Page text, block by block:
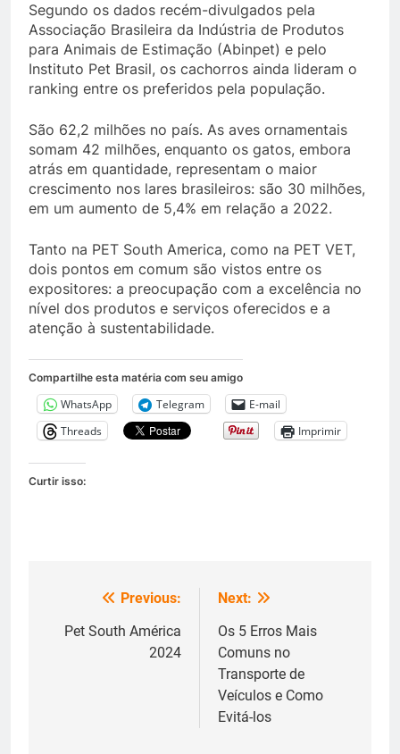
Segundo os dados recém-divulgados pela
Associação Brasileira da Indústria de Produtos
para Animais de Estimação (Abinpet) e pelo
Instituto Pet Brasil, os cachorros ainda lideram o
ranking entre os preferidos pela população.
São 62,2 milhões no país. As aves ornamentais
somam 42 milhões, enquanto os gatos, embora
atrás em quantidade, representam o maior
crescimento nos lares brasileiros: são 30 milhões,
em um aumento de 5,4% em relação a 2022.
Tanto na PET South America, como na PET VET,
dois pontos em comum são vistos entre os
expositores: a preocupação com a excelência no
nível dos produtos e serviços oferecidos e a
atenção à sustentabilidade.
Compartilhe esta matéria com seu amigo
WhatsApp Telegram
E-mail
Threads
Imprimir
Curtir isso:
Navegação
de
Previous:
Pet South América
2024
Next:
Os 5 Erros Mais
Comuns no
Transporte de
Veículos e Como
Evitá-los